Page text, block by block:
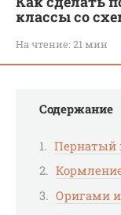
классы со
На чтение: 21 мин
Содержание
Пернатый
Оригами